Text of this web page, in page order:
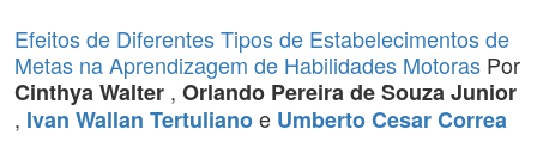
Efeitos de Diferentes Tipos de Estabelecimentos de
Metas na Aprendizagem de Habilidades Motoras Por
Cinthya Walter , Orlando Pereira de Souza Junior
, Ivan Wallan Tertulianoe Umberto Cesar Correa